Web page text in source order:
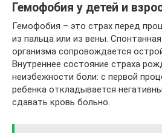
Гемофобия у детей и
Гемофобия – это страх перед
из пальца или из вены.
организма сопровождается
Внутреннее состояние страха
неизбежности боли: с первой
ребенка откладывается
сдавать кровь больно.